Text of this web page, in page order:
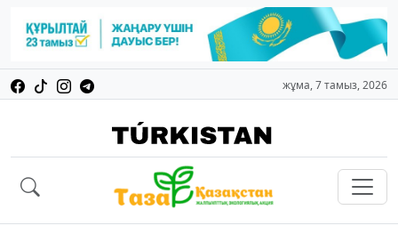
жұма, 7 тамыз, 2026